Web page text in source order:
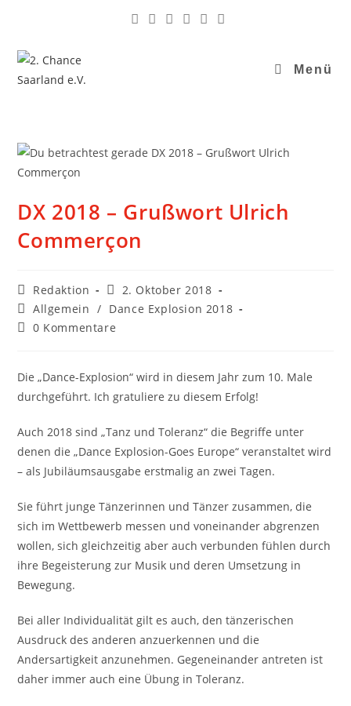
Menü
DX 2018 – Grußwort Ulrich
Commerçon
Redaktion
2. Oktober 2018
Allgemein / Dance Explosion 2018
0 Kommentare
Die „Dance-Explosion“ wird in diesem Jahr zum 10. Male
durchgeführt. Ich gratuliere zu diesem Erfolg!
Auch 2018 sind „Tanz und Toleranz“ die Begriffe unter
denen die „Dance Explosion-Goes Europe“ veranstaltet wird
– als Jubiläumsausgabe erstmalig an zwei Tagen.
Sie führt junge Tänzerinnen und Tänzer zusammen, die
sich im Wettbewerb messen und voneinander abgrenzen
wollen, sich gleichzeitig aber auch verbunden fühlen durch
ihre Begeisterung zur Musik und deren Umsetzung in
Bewegung.
Bei aller Individualität gilt es auch, den tänzerischen
Ausdruck des anderen anzuerkennen und die
Andersartigkeit anzunehmen. Gegeneinander antreten ist
daher immer auch eine Übung in Toleranz.